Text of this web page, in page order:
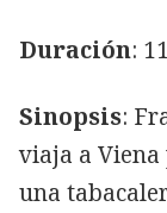
Duración:
Sinopsis:
viaja a
una